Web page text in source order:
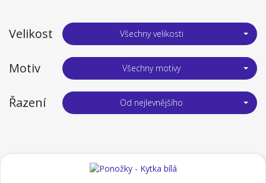
Velikost Všechny velikosti
Motiv Všechny motivy
Řazení Od nejlevnějšího